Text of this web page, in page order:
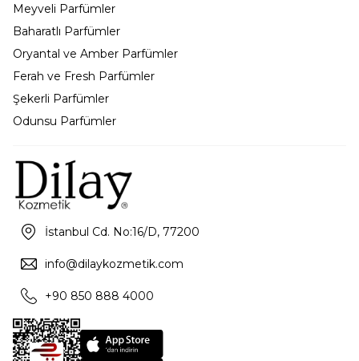
Meyveli Parfümler
Baharatlı Parfümler
Oryantal ve Amber Parfümler
Ferah ve Fresh Parfümler
Şekerli Parfümler
Odunsu Parfümler
İstanbul Cd. No:16/D, 77200
info@dilaykozmetik.com
+90 850 888 4000